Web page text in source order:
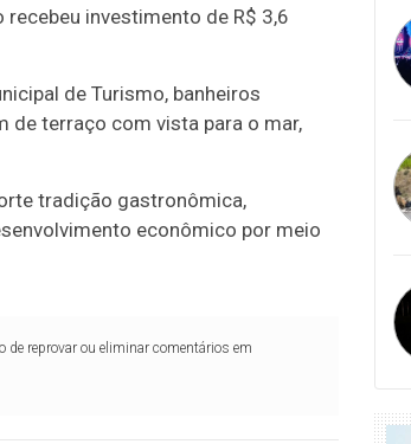
investimento de R$ 3,6
de Turismo, banheiros
de terraço com vista para o mar,
tradição gastronômica,
econômico por meio
de reprovar ou eliminar comentários em